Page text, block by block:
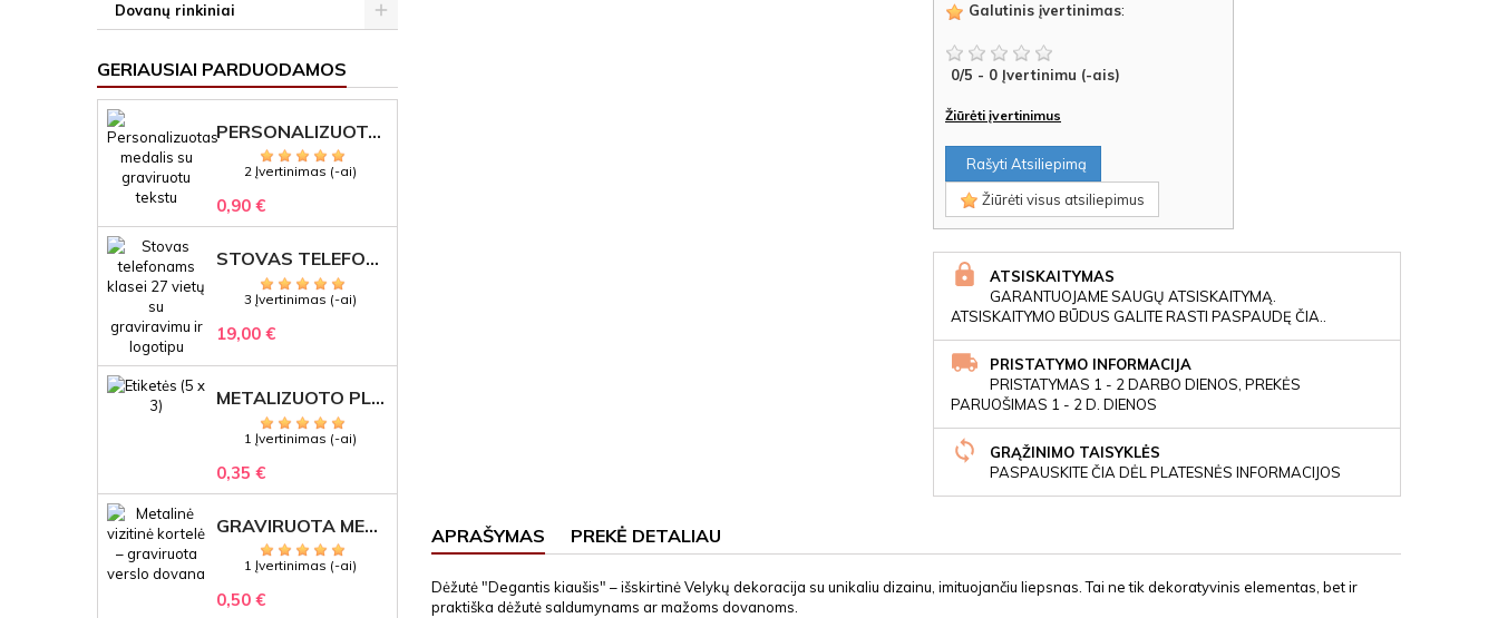
Dovanų rinkiniai
GERIAUSIAI PARDUODAMOS
PERSONALIZUOTAS MEDALIS "1" SU GRAVIRUOTU TEKSTU
2 Įvertinimas (-ai)
0,90 €
STOVAS TELEFONAMS KLASEI (27 VIETOS) – GRAVIRUOJAMAS ORGANIZATORIUS
3 Įvertinimas (-ai)
19,00 €
METALIZUOTO PLASTIKO ETIKETĖS SU GRAVIRUOTU TEKSTU -LOGOTIPU
1 Įvertinimas (-ai)
0,35 €
GRAVIRUOTA METALINĖ VIZITINĖ KORTELĖ SU LOGOTIPU – REPREZENTACINĖ VERSLO DOVANA
1 Įvertinimas (-ai)
0,50 €
Galutinis įvertinimas:
0/5 - 0 Įvertinimu (-ais)
Žiūrėti įvertinimus
Rašyti Atsiliepimą
Žiūrėti visus atsiliepimus
ATSISKAITYMAS
GARANTUOJAME SAUGŲ ATSISKAITYMĄ.
ATSISKAITYMO BŪDUS GALITE RASTI PASPAUDĘ ČIA..
PRISTATYMO INFORMACIJA
PRISTATYMAS 1 - 2 DARBO DIENOS, PREKĖS
PARUOŠIMAS 1 - 2 D. DIENOS
GRĄŽINIMO TAISYKLĖS
PASPAUSKITE ČIA DĖL PLATESNĖS INFORMACIJOS
APRAŠYMAS PREKĖ DETALIAU
Dėžutė "Degantis kiaušis" – išskirtinė Velykų dekoracija su unikaliu dizainu, imituojančiu liepsnas. Tai ne tik dekoratyvinis elementas, bet ir
praktiška dėžutė saldumynams ar mažoms dovanoms.